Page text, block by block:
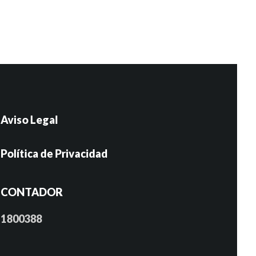
Aviso Legal
Política de Privacidad
CONTADOR
1800388